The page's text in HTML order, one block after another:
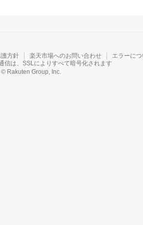
方針 楽天市場へのお問い合わせ
エラーに
信は、SSLによりすべて暗号化されます
© Rakuten Group, Inc.